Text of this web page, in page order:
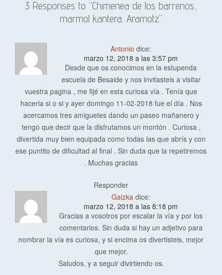
3 Responses to “Chimenea de los barrenos,
marmol kantera. Aramotz”
Antonio dice:
marzo 12, 2018 a las 3:57 pm
Desde que os conocimos en la estupenda
escuela de Besaide y nos invitasteis a visitar
vuestra pagina , me fijé en esta curiosa vía . Tenía que
hacerla si o si y ayer domingo 11-02-2018 fue el día . Nos
acercamos tres amiguetes dando un paseo mañanero y
tengo que decir que la disfrutamos un montón . Curiosa ,
divertida muy bien equipada como todas las que abrís y con
ese puntito de dificultad al final . Sin duda que la repetiremos
. Muchas gracias
Responder
Gaizka dice:
marzo 12, 2018 a las 8:18 pm
Gracias a vosotros por escalar la vía y por los
comentarios. Sin duda si hay un adjetivo para
nombrar la vía es curiosa, y si encima os divertisteis, mejor
que mejor.
Saludos, y a seguir divirtiendo os.